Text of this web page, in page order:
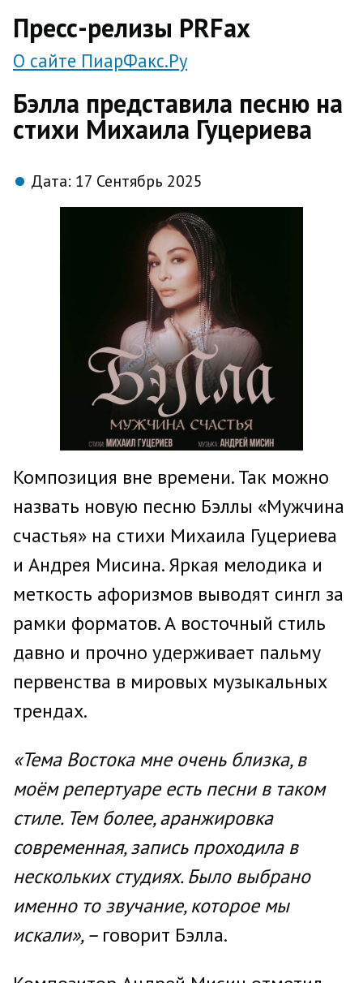
Пресс-релизы PRFax
О сайте ПиарФакс.Ру
Бэлла представила песню на
стихи Михаила Гуцериева
Дата: 17 Сентябрь 2025
Композиция вне времени. Так можно
назвать новую песню Бэллы «Мужчина
счастья» на стихи Михаила Гуцериева
и Андрея Мисина. Яркая мелодика и
меткость афоризмов выводят сингл за
рамки форматов. А восточный стиль
давно и прочно удерживает пальму
первенства в мировых музыкальных
трендах.
«Тема Востока мне очень близка, в
моём репертуаре есть песни в таком
стиле. Тем более, аранжировка
современная, запись проходила в
нескольких студиях. Было выбрано
именно то звучание, которое мы
искали», – говорит Бэлла.